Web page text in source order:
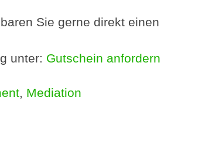
Sie gerne direkt einen
unter: Gutschein anfordern
, Mediation